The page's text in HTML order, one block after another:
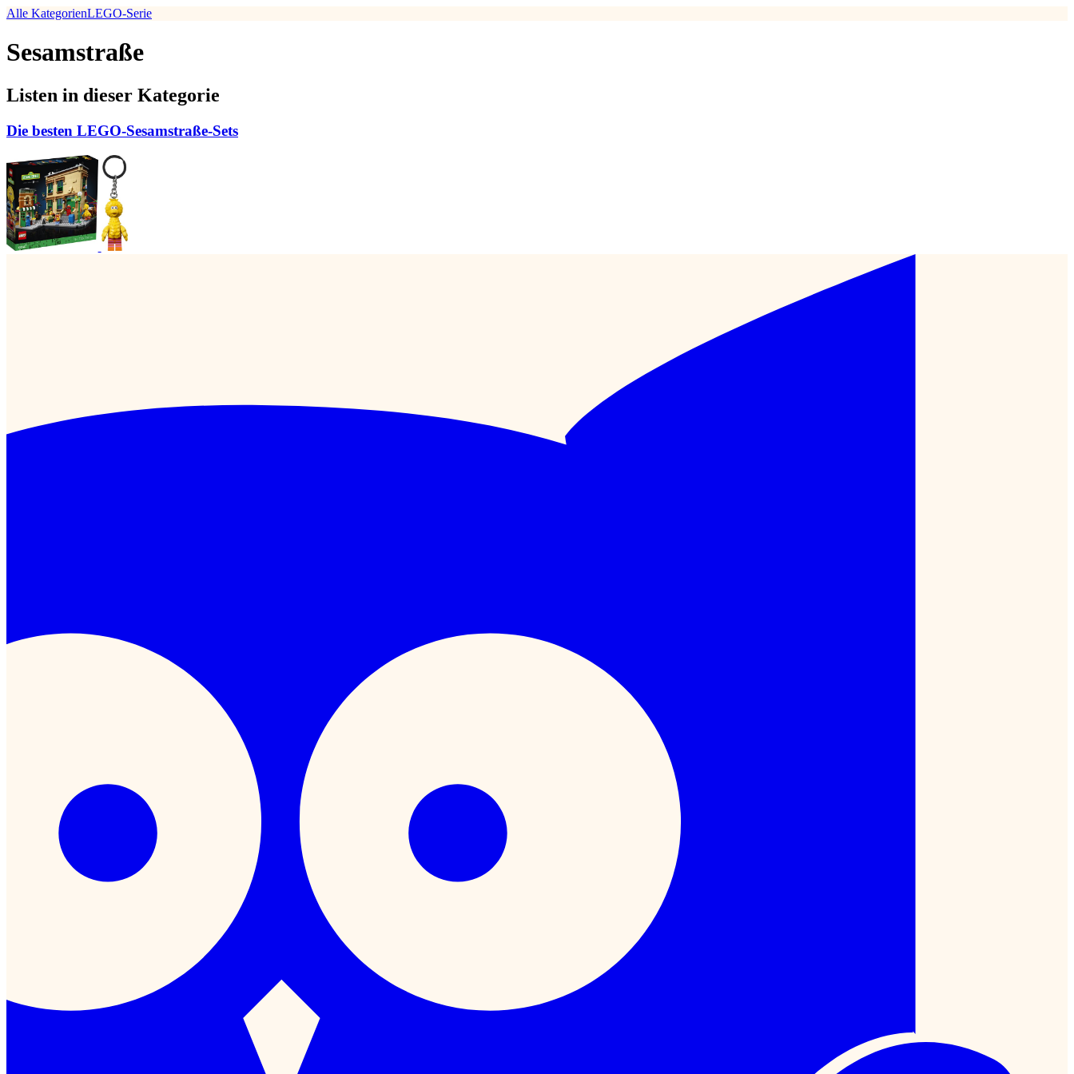
Alle KategorienLEGO-Serie
Sesamstraße
Listen in dieser Kategorie
Die besten LEGO-Sesamstraße-Sets